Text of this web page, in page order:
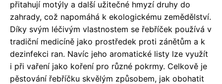
přitahují motýly a další užitečné hmyzí druhy do
zahrady, což napomáhá k ekologickému zemědělství.
Díky svým léčivým vlastnostem se řebříček používá v
tradiční medicíně jako prostředek proti zánětům a k
dezinfekci ran. Navíc jeho aromatické listy lze využít
i při vaření jako koření pro různé pokrmy. Celkově je
pěstování řebříčku skvělým způsobem, jak obohatit